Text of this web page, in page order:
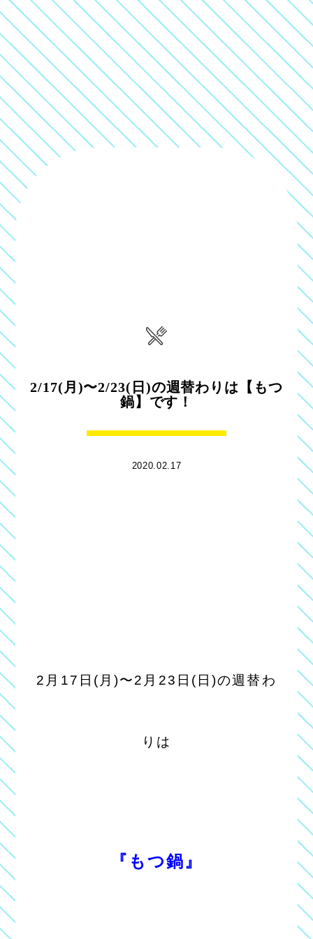
2/17(月)〜2/23(日)の週替わりは【もつ
鍋】です！
2020.02.17
2月17日(月)〜2月23日(日)の週替わ
りは
『もつ鍋』